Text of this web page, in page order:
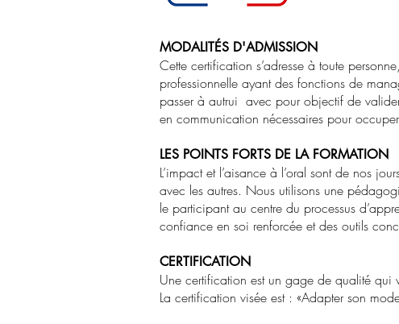
MODALITÉS D'ADMISSION
Cette certification s’adresse à toute
professionnelle ayant des fonctions de
passer à autrui avec pour objectif de
en communication nécessaires pour
LES POINTS FORTS DE LA FORMATION
L’impact et l’aisance à l’oral sont de nos
avec les autres. Nous utilisons une
le participant au centre du processus
confiance en soi renforcée et des outils
CERTIFICATION
Une certification est un gage de qualité qui
La certification visée est : «Adapter son